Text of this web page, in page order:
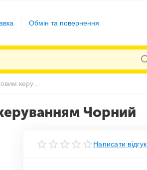
Обмін та повернення
Чорний
Написати відгук